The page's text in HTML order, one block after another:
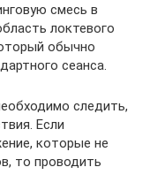
смесь в
локтевого
обычно
сеанса.
следить,
Если
которые не
то проводить